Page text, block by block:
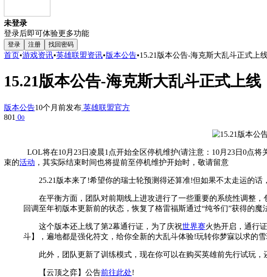
未登录
登录后即可体验更多功能
登录 注册 找回密码
首页•游戏资讯•英雄联盟资讯•版本公告•15.21版本公告-海克斯大乱斗正式上
15.21版本公告-海克斯大乱斗正式上
版本公告10个月前发布 英雄联盟官方
801 00
LOL将在10月23日凌晨1点开始全区停机维护(请注意：10月23日0点将关
束的活动 ，其实际结束时间也将提前至停机维护开始时，敬请留意
25.21版本来了!希望你的瑞士轮预测得还算准!但如果不太走运的话
在平衡方面，团队对前期线上进攻进行了一些重要的系统性调整，
回调至年初版本更新前的状态，恢复了格雷福斯通过“纯爷们”获得的
这个版本还上线了第2幕通行证，为了庆祝世界赛火热开启，通行
斗】，遍地都是强化符文，给你全新的大乱斗体验!玩转你梦寐以求的
此外，团队更新了训练模式，现在你可以在购买英雄前先行试玩，
【云顶之弈】公告前往此处!